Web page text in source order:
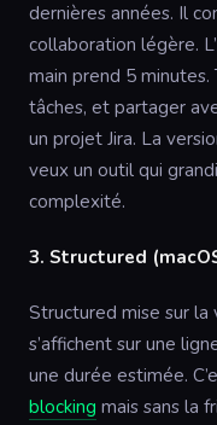
dernières années. Il
collaboration légère.
main prend 5
tâches, et partager
un projet Jira. La
veux un outil qui
complexité.
3. Structured
Structured mise sur la
s’affichent sur une
une durée estimée.
blocking mais sans la